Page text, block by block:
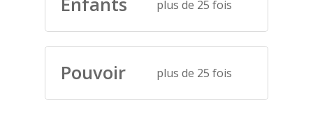
plus de 25 fois
Pouvoir plus de 25 fois